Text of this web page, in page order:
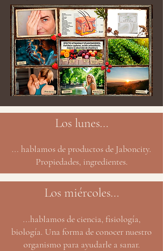
Los lunes...
... hablamos de productos de Jaboncity.
Propiedades, ingredientes.
Los miércoles...
...hablamos de ciencia, fisiología,
biología. Una forma de conocer nuestro
organismo para ayudarle a sanar.